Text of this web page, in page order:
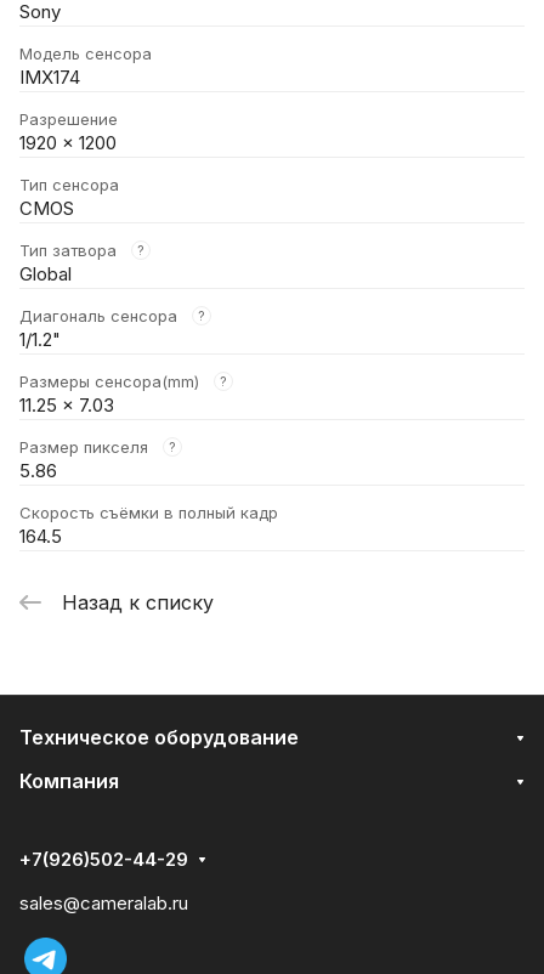
Sony
Модель сенсора
IMX174
Разрешение
1920 × 1200
Тип сенсора
CMOS
Тип затвора ?
Global
Диагональ сенсора ?
1/1.2"
Размеры сенсора(mm) ?
11.25 × 7.03
Размер пикселя ?
5.86
Скорость съёмки в полный кадр
164.5
Назад к списку
Техническое оборудование
Компания
+7(926)502-44-29
sales@cameralab.ru